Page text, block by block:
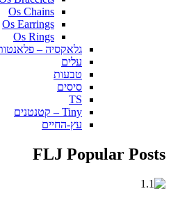
Os Chains
Os Earrings
Os Rings
גלאקסיה –
עלים
טבעות
סיסים
TS
Tiny – קטנטנים
עץ-החיים
FLJ Popular Posts